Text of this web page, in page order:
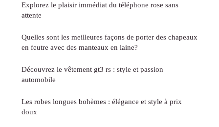
Explorez le plaisir immédiat du téléphone rose sans
attente
Quelles sont les meilleures façons de porter des chapeaux
en feutre avec des manteaux en laine?
Découvrez le vêtement gt3 rs : style et passion
automobile
Les robes longues bohèmes : élégance et style à prix
doux